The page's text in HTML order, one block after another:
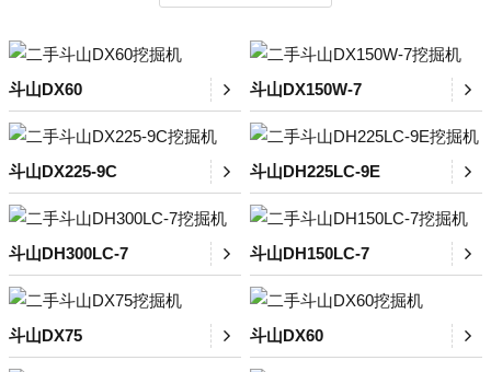
斗山DX60 斗山DX150W-7
斗山DX225-9C 斗山DH225LC-9E
斗山DH300LC-7 斗山DH150LC-7
斗山DX75 斗山DX60